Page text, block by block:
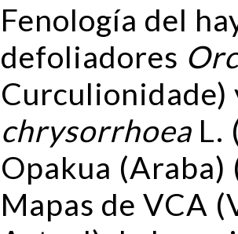
Fenología del
defoliadores
chrysorrhoea L.
Opakua (Araba)
Mapas de VCA